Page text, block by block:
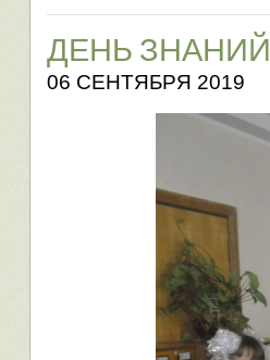
ДЕНЬ ЗНАНИЙ
06 СЕНТЯБРЯ 2019